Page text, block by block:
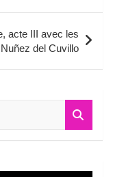
acte III avec les
Nuñez del Cuvillo